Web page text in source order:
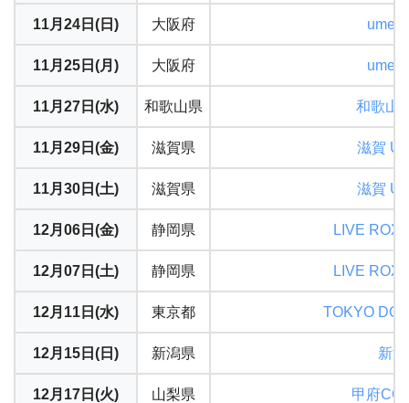
11月24日(日) 大阪府
11月25日(月) 大阪府
11月27日(水) 和歌山県 和歌山
11月29日(金) 滋賀県 滋賀
11月30日(土) 滋賀県 滋賀
12月06日(金) 静岡県 LIVE
12月07日(土) 静岡県 LIVE
12月11日(水) 東京都 TOKYO
12月15日(日) 新潟県 新
12月17日(火) 山梨県 甲府